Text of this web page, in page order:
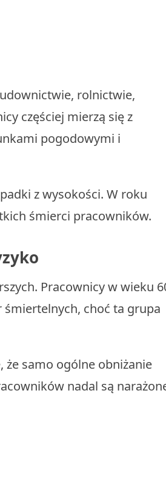
rolnictwie,
częściej mierzą się z
pogodowymi i
z wysokości. W roku
śmierci pracowników.
Pracownicy w wieku
choć ta grupa
że samo ogólne obniżanie
nadal są